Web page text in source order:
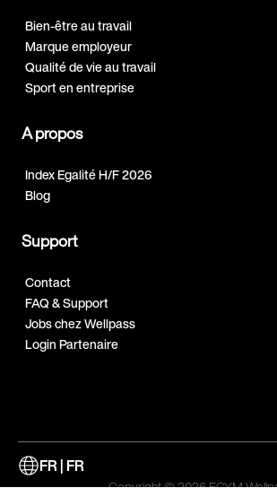
Bien-être au travail
Marque employeur
Qualité de vie au travail
Sport en entreprise
A propos
Index Egalité H/F 2026
Blog
Support
Contact
FAQ & Support
Jobs chez Wellpass
Login Partenaire
FR | FR